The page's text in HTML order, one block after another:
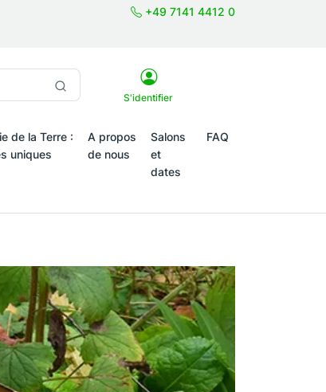
+49 7141 4412 0
S'identifier
de la Terre :
uniques
A propos
de nous
Salons
et
dates
FAQ